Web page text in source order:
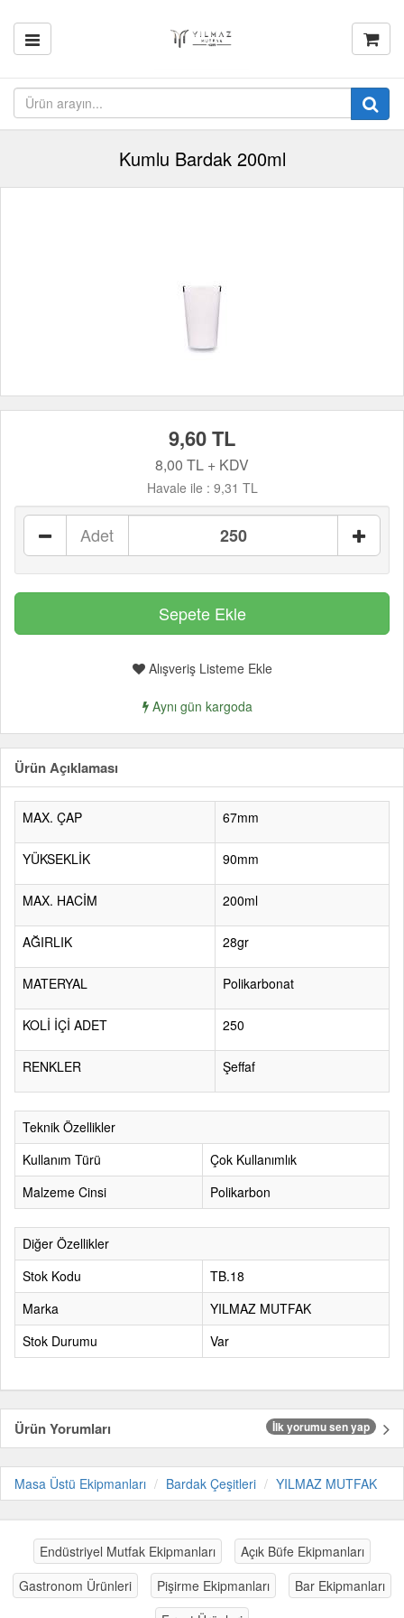
Kumlu Bardak 200ml
9,60 TL
8,00 TL + KDV
Havale ile : 9,31 TL
Adet
Alışveriş Listeme Ekle
Aynı gün kargoda
Ürün Açıklaması
MAX. ÇAP 67mm
YÜKSEKLİK 90mm
MAX. HACİM 200ml
AĞIRLIK 28gr
MATERYAL Polikarbonat
KOLİ İÇİ ADET 250
RENKLER Şeffaf
Teknik Özellikler
Kullanım Türü
Çok Kullanımlık
Malzeme Cinsi
Polikarbon
Diğer Özellikler
Stok Kodu
TB.18
Marka
YILMAZ MUTFAK
Stok Durumu
Var
Ürün Yorumları İlk yorumu sen yap
Masa Üstü Ekipmanları Bardak Çeşitleri YILMAZ MUTFAK
Endüstriyel Mutfak Ekipmanları
Açık Büfe Ekipmanları
Gastronom Ürünleri
Pişirme Ekipmanları
Bar Ekipmanları